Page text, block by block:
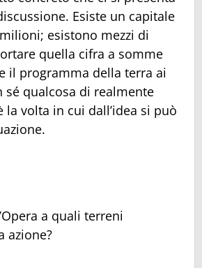
Esiste un capitale
esistono mezzi di
quella cifra a somme
il programma della terra ai
sé qualcosa di realmente
la volta in cui dall’idea si può
a quali terreni
azione?